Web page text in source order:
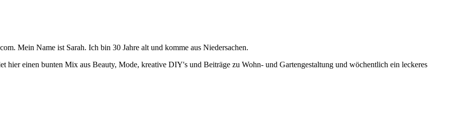
Mein Name ist Sarah. Ich bin 30 Jahre alt und komme aus Niedersachen.
einen bunten Mix aus Beauty, Mode, kreative DIY's und Beiträge zu Wohn- und Gartengestaltung und wöchentlich ein leckeres